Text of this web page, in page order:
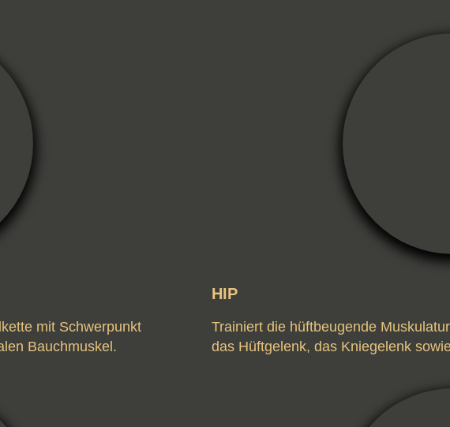
mit Schwerpunkt
Bauchmuskel.
HIP
Trainiert die hüftbeugende
das Hüftgelenk, das Kniegelenk